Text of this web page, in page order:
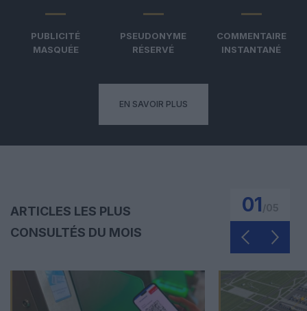
PUBLICITÉ
MASQUÉE
PSEUDONYME
RÉSERVÉ
COMMENTAIRE
INSTANTANÉ
EN SAVOIR PLUS
ARTICLES LES PLUS
CONSULTÉS DU MOIS
01